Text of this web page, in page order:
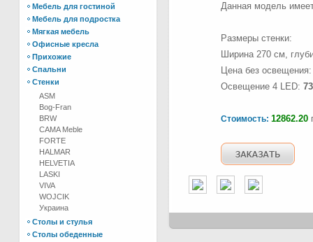
Мебель для гостиной
Мебель для подростка
Мягкая мебель
Офисные кресла
Прихожие
Спальни
Стенки
ASM
Bog-Fran
BRW
CAMA Meble
FORTE
HALMAR
HELVETIA
LASKI
VIVA
WOJCIK
Украина
Столы и стулья
Столы обеденные
Данная модель
Размеры стенки:
Ширина 270 см,
Цена без
Освещение 4 LED:
Стоимость: 12862.20